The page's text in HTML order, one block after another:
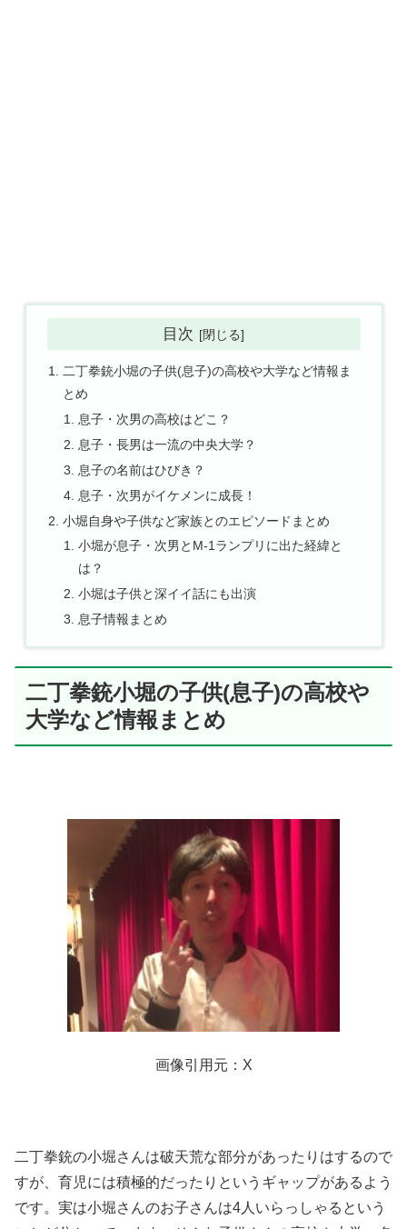
目次
二丁拳銃小堀の子供(息子)の高校や大学など情報ま
とめ
息子・次男の高校はどこ？
息子・長男は一流の中央大学？
息子の名前はひびき？
息子・次男がイケメンに成長！
小堀自身や子供など家族とのエピソードまとめ
小堀が息子・次男とM-1ランプリに出た経緯と
は？
小堀は子供と深イイ話にも出演
息子情報まとめ
二丁拳銃小堀の子供(息子)の高校や
大学など情報まとめ
画像引用元：X
二丁拳銃の小堀さんは破天荒な部分があったりはするので
すが、育児には積極的だったりというギャップがあるよう
です。実は小堀さんのお子さんは4人いらっしゃるという